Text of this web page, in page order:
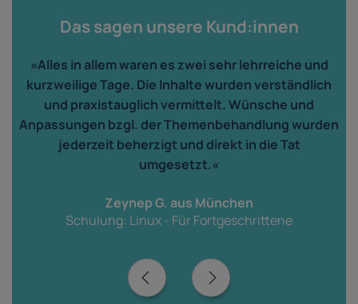
Das sagen unsere Kund:innen
»Alles in allem waren es zwei sehr lehrreiche und
kurzweilige Tage. Die Inhalte wurden verständlich
und praxistauglich vermittelt. Wünsche und
Anpassungen bzgl. der Themenbehandlung wurden
jederzeit beherzigt und direkt in die Tat
umgesetzt.«
Zeynep G. aus München
Schulung: Linux - Für Fortgeschrittene